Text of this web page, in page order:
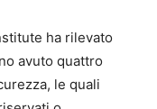
ha rilevato
avuto quattro
le quali